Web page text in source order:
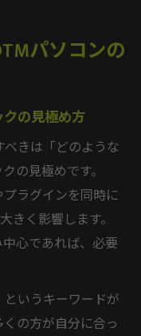
パソコンの
の見極め方
きは「どのような
の見極めです。
ラグインを同時に
きく影響します。
心であれば、必要
いうキーワードが
の方が自分に合っ